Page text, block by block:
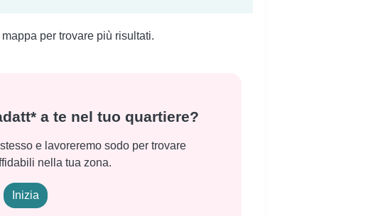
per trovare più risultati.
a te nel tuo quartiere?
e lavoreremo sodo per trovare
nella tua zona.
Inizia